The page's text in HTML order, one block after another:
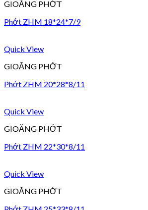
GIOĂNG PHỚT
Phớt ZHM 18*24*7/9
Quick View
GIOĂNG PHỚT
Phớt ZHM 20*28*8/11
Quick View
GIOĂNG PHỚT
Phớt ZHM 22*30*8/11
Quick View
GIOĂNG PHỚT